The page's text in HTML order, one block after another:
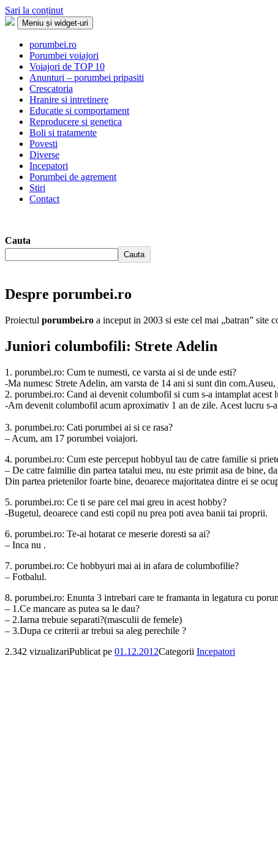
Sari la conținut
Porumbei.ro
Enciclopedia porumbelului
Meniu și widget-uri
porumbei.ro
Porumbei voiajori
Voiajori de TOP 10
Anunturi – porumbei pripasiti
Crescatoria
Hranire si intretinere
Educatie si comportament
Reproducere si genetica
Boli si tratamente
Povesti
Diverse
Incepatori
Porumbei de agrement
Stiri
Contact
Cauta
Cauta
Despre porumbei.ro
Proiectul porumbei.ro a inceput in 2003 si este cel mai „batran” site
Juniori columbofili: Strete Adelin
1. porumbei.ro: Cum te numesti, ce varsta ai si de unde esti?
-Ma numesc Strete Adelin, am varsta de 14 ani si sunt din
2. porumbei.ro: Cand ai devenit columbofil si cum s-a intamplat acest
-Am devenit columbofil acum aproximativ 1 an de zile. Acest lucru
3. porumbei.ro: Cati porumbei ai si ce rasa?
– Acum, am 17 porumbei voiajori.
4. porumbei.ro: Cum este perceput hobbyul tau de catre familie si
– De catre faimilie din partea tatalui meu, nu este primit asa de bine,
Din partea prietenilor foarte bine, deoarece majoritatea dintre ei se
5. porumbei.ro: Ce ti se pare cel mai greu in acest hobby?
-Bugetul, deoarece cand esti copil nu prea poti avea banii tai proprii.
6. porumbei.ro: Te-ai hotarat ce meserie doresti sa ai?
– Inca nu .
7. porumbei.ro: Ce hobbyuri mai ai in afara de columbofilie?
– Fotbalul.
8. porumbei.ro: Enunta 3 intrebari care te framanta in legatura cu
– 1.Ce mancare as putea sa le dau?
– 2.Iarna trebuie separati?(masculii de femele)
– 3.Dupa ce criterii ar trebui sa aleg perechile ?
2.342 vizualizariPublicat pe 01.12.2012Categorii Incepatori